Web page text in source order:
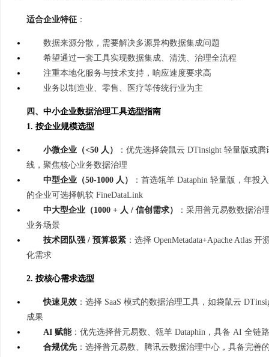
适合企业特征 ：
数据来源分散，需要解决多源异构数据集成问题
希望通过一套工具实现数据集成、清洗、治理全流程
注重本地化服务与技术支持，响应速度要求高
业务以制造业、零售、医疗等传统行业为主
四、中小企业数据治理工具选型指南
1. 按企业规模选型
小微企业（<50 人）
：优先选择袋鼠云 DTinsight 轻量版或
线，聚焦核心业务数据治理
中型企业（50-1000 人）
：首选瓴羊 Dataphin 轻量版，年投
的企业可选择帆软 FineDataLink
中大型企业（1000 + 人 / 信创需求）
：采用普元易数数据治
业务场景
技术团队强 / 预算极紧 ：选择 OpenMetadata+Apache Atlas
化需求
2. 按核心需求选型
快速见效 ：选择 SaaS 模式的数据治理工具，如袋鼠云
成果
AI 赋能：优先选择普元易数、瓴羊 Dataphin，具备 AI 全链
合规优先：选择普元易数、腾讯云数据治理中心，具备完善